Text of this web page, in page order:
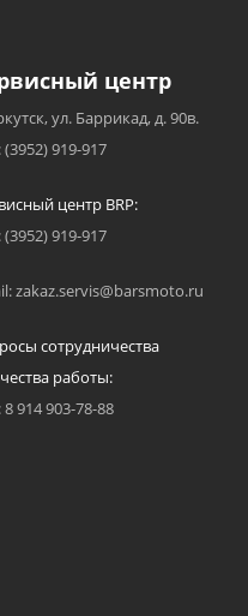
центр
ул. Баррикад, д. 90в.
(3952) 919-917
центр BRP:
(3952) 919-917
zakaz.servis@barsmoto.ru
сотрудничества
работы:
8 914 903-78-88